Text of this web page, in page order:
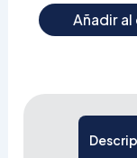
Añadir